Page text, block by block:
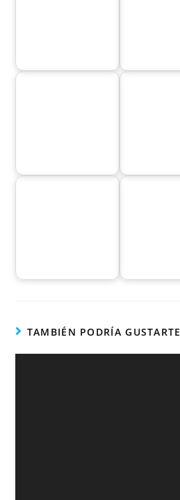
TAMBIÉN PODRÍA GUSTARTE